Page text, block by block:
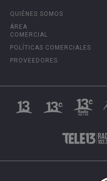
QUIÉNES SOMOS
ÁREA
COMERCIAL
POLÍTICAS COMERCIALES
PROVEEDORES